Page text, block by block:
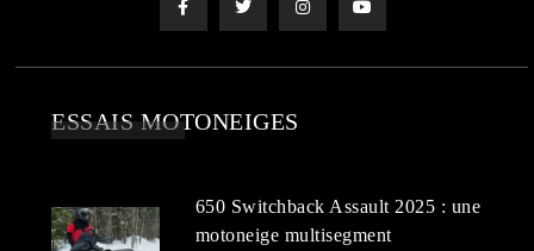
ESSAIS MOTONEIGES
650 Switchback Assault 2025 : une
motoneige multisegment